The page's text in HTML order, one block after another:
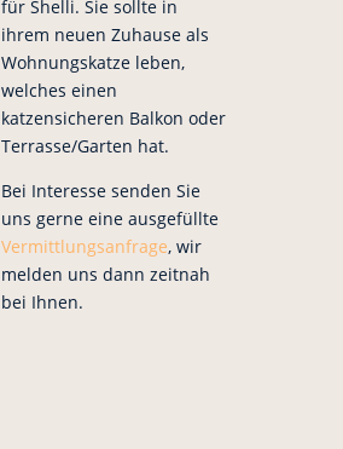
für Shelli. Sie sollte in
ihrem neuen Zuhause als
Wohnungskatze leben,
welches einen
katzensicheren Balkon oder
Terrasse/Garten hat.
Bei Interesse senden Sie
uns gerne eine ausgefüllte
Vermittlungsanfrage, wir
melden uns dann zeitnah
bei Ihnen.